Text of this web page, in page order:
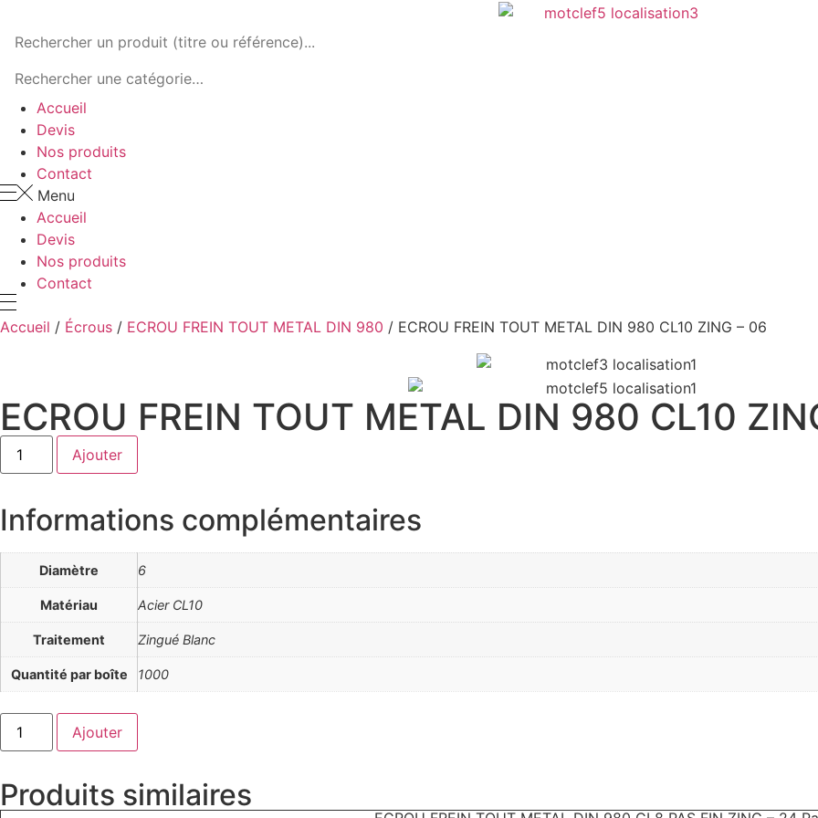
Accueil
Devis
Nos produits
Contact
Menu
Accueil
Devis
Nos produits
Contact
Accueil / Écrous / ECROU FREIN TOUT METAL DIN 980 / ECROU FREIN TOUT METAL DIN 980 CL10 ZING – 06
ECROU FREIN TOUT METAL DIN 980 CL10
quantité
ECROU
METAL
DIN
CL10
-
Ajouter
Informations complémentaires
Diamètre 6
Matériau Acier CL10
Traitement Zingué Blanc
Quantité par boîte 1000
quantité
ECROU
METAL
DIN
Ajouter
Produits similaires